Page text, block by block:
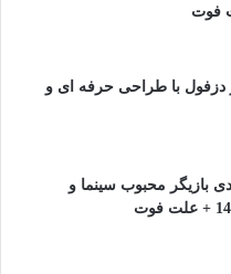
فوت
با طراحی حرفه‌ ای و
بازیگر محبوب سینما و